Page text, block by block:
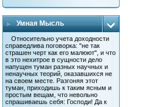
Умная Мысль
Относительно учета доходности
справедлива поговорка: "не так
страшен черт как его малюют", и что
в это нехитрое в сущности дело
напущен туман разных научных и
ненаучных теорий, оказавшихся не
на своем месте. Разгоняя этот
туман, приходишь к таким ясным и
простым вещам, что невольно
спрашиваешь себя: Господи! Да к